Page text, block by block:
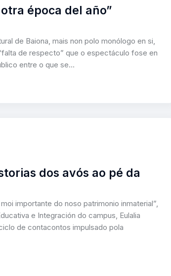
época del año”
de Baiona, mais non polo monólogo en si,
de respecto” que o espectáculo fose en
entre o que se…
dos avós ao pé da
importante do noso patrimonio inmaterial”,
e Integración do campus, Eulalia
de contacontos impulsado pola